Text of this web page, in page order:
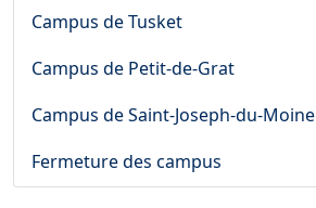
Campus de Tusket
Campus de Petit-de-Grat
Campus de Saint-Joseph-du-Moine
Fermeture des campus